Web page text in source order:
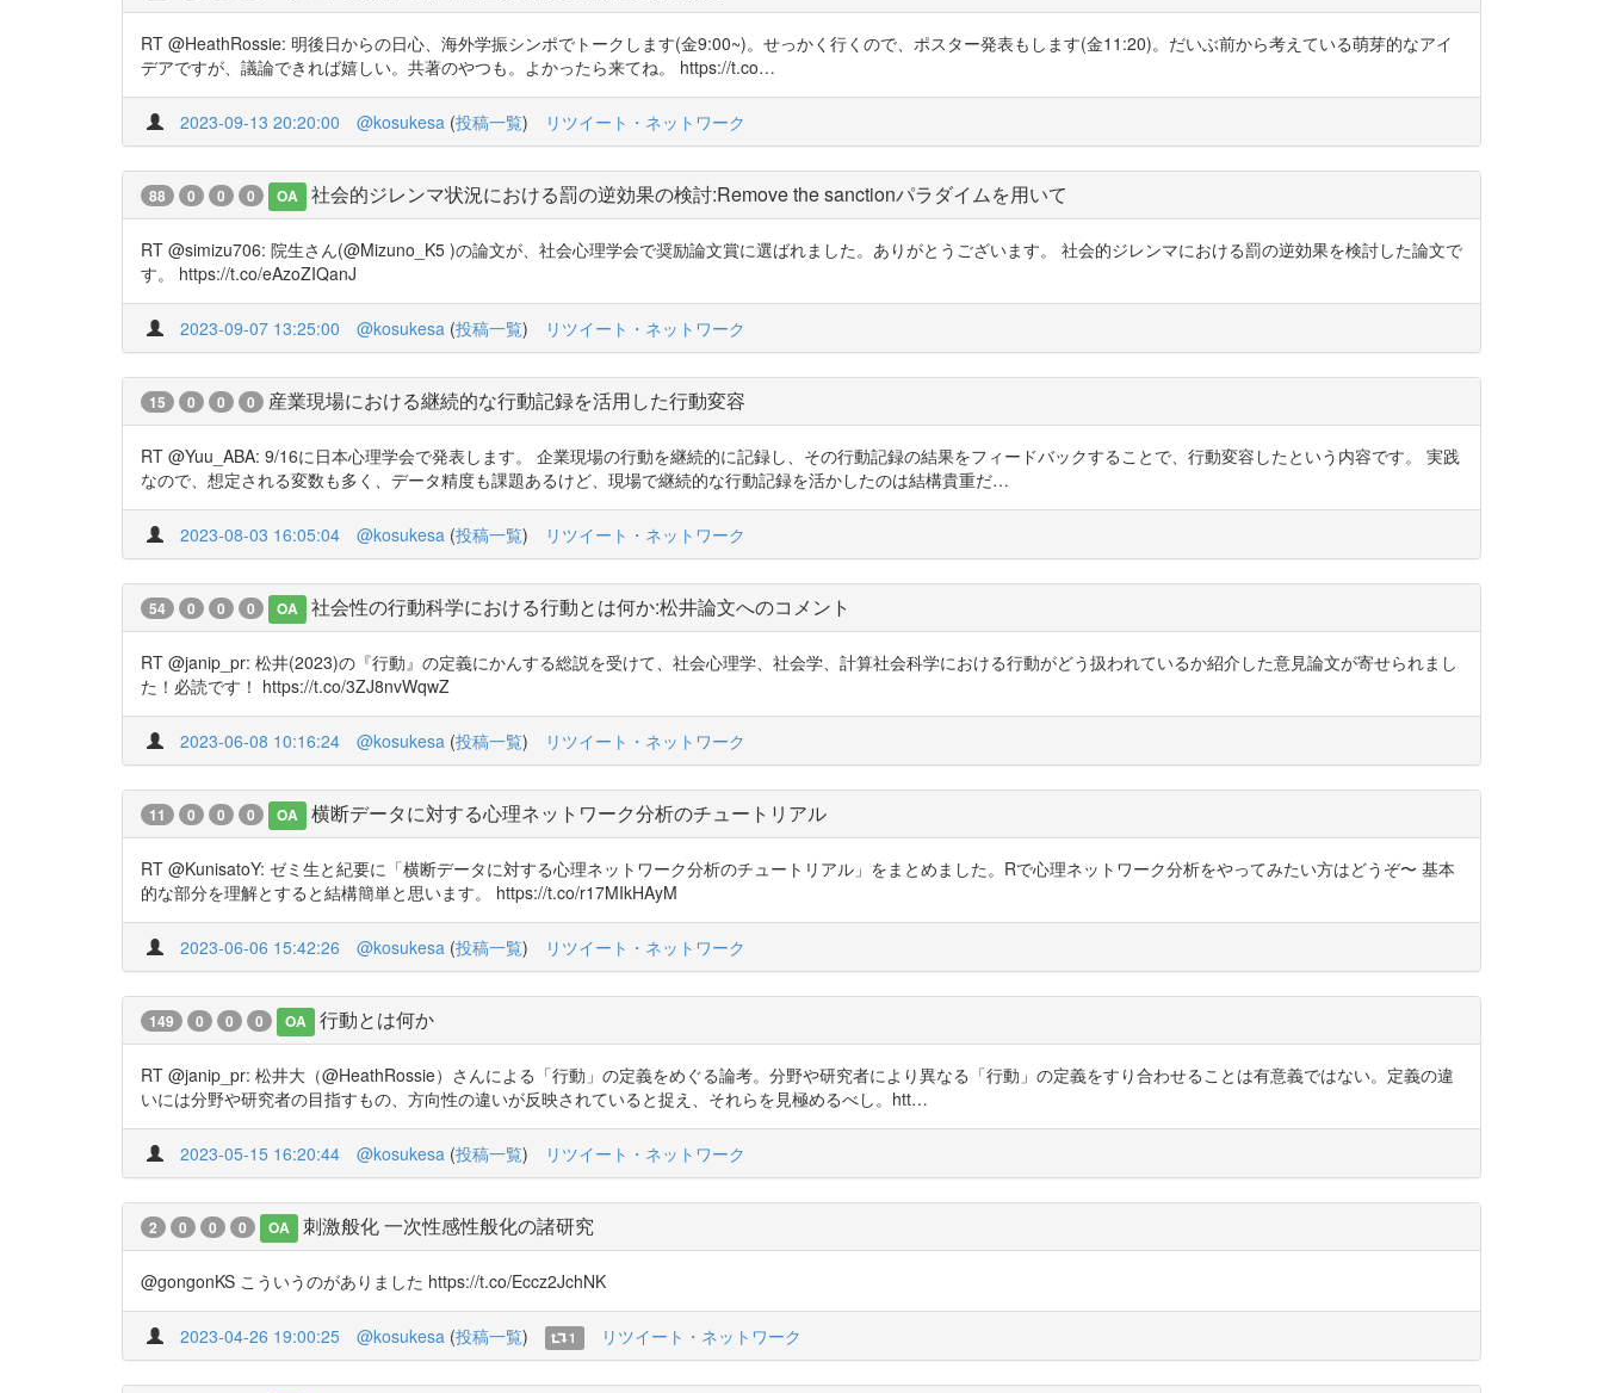
RT @HeathRossie: 明後日からの日心、海外学振シンポでトークします(金9:00~)。せっかく行くので、ポスター発表もします(金11:20)。だいぶ前から考えている萌芽的なアイ
デアですが、議論できれば嬉しい。共著のやつも。よかったら来てね。 https://t.co…
2023-09-13 20:20:00 @kosukesa (投稿一覧) リツイート・ネットワーク
88 0 0 0 OA 社会的ジレンマ状況における罰の逆効果の検討:Remove the sanctionパラダイムを用いて
RT @simizu706: 院生さん(@Mizuno_K5 )の論文が、社会心理学会で奨励論文賞に選ばれました。ありがとうございます。 社会的ジレンマにおける罰の逆効果を検討した論文で
す。 https://t.co/eAzoZIQanJ
2023-09-07 13:25:00 @kosukesa (投稿一覧) リツイート・ネットワーク
15 0 0 0 産業現場における継続的な行動記録を活用した行動変容
RT @Yuu_ABA: 9/16に日本心理学会で発表します。 企業現場の行動を継続的に記録し、その行動記録の結果をフィードバックすることで、行動変容したという内容です。 実践
なので、想定される変数も多く、データ精度も課題あるけど、現場で継続的な行動記録を活かしたのは結構貴重だ…
2023-08-03 16:05:04 @kosukesa (投稿一覧) リツイート・ネットワーク
54 0 0 0 OA 社会性の行動科学における行動とは何か:松井論文へのコメント
RT @janip_pr: 松井(2023)の『行動』の定義にかんする総説を受けて、社会心理学、社会学、計算社会科学における行動がどう扱われているか紹介した意見論文が寄せられまし
た！必読です！ https://t.co/3ZJ8nvWqwZ
2023-06-08 10:16:24 @kosukesa (投稿一覧) リツイート・ネットワーク
11 0 0 0 OA 横断データに対する心理ネットワーク分析のチュートリアル
RT @KunisatoY: ゼミ生と紀要に「横断データに対する心理ネットワーク分析のチュートリアル」をまとめました。Rで心理ネットワーク分析をやってみたい方はどうぞ〜 基本
的な部分を理解とすると結構簡単と思います。 https://t.co/r17MIkHAyM
2023-06-06 15:42:26 @kosukesa (投稿一覧) リツイート・ネットワーク
149 0 0 0 OA 行動とは何か
RT @janip_pr: 松井大（@HeathRossie）さんによる「行動」の定義をめぐる論考。分野や研究者により異なる「行動」の定義をすり合わせることは有意義ではない。定義の違
いには分野や研究者の目指すもの、方向性の違いが反映されていると捉え、それらを見極めるべし。htt…
2023-05-15 16:20:44 @kosukesa (投稿一覧) リツイート・ネットワーク
2 0 0 0 OA 刺激般化 一次性感性般化の諸研究
@gongonKS こういうのがありました https://t.co/Eccz2JchNK
2023-04-26 19:00:25 @kosukesa (投稿一覧) 1 リツイート・ネットワーク